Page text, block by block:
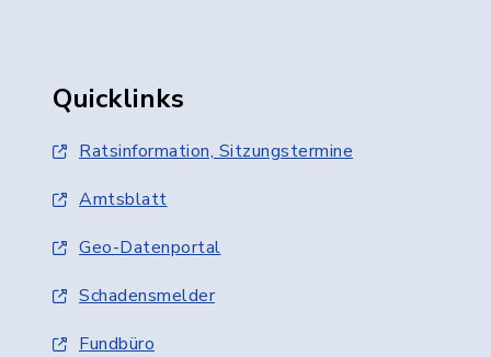
Quicklinks
Ratsinformation, Sitzungstermine
Amtsblatt
Geo-Datenportal
Schadensmelder
Fundbüro